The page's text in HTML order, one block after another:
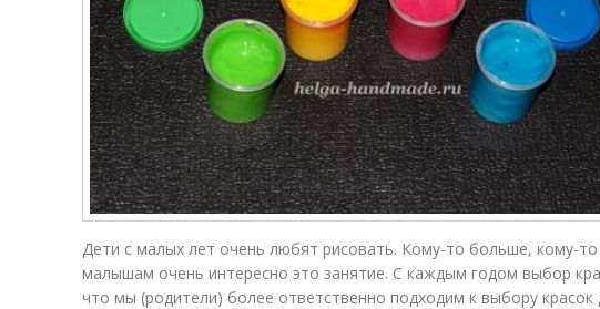
Дети с малых лет очень любят рисовать. Кому-то больше, кому-
малышам очень интересно это занятие. С каждым годом выбор
что мы (родители) более ответственно подходим к выбору красок